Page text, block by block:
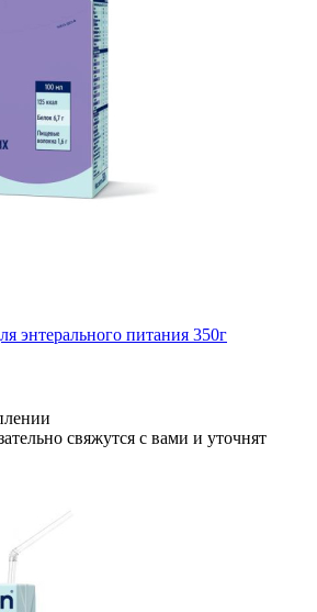
энтерального питания 350г
свяжутся с вами и уточнят